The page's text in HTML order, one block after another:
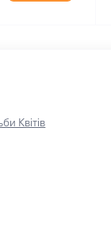
Квітів